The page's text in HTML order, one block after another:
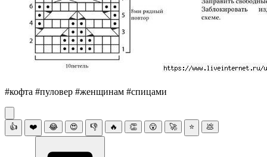
#кофта #пуловер #женщинам #спицами
👍 ❤️ 😂 😍 👎 🔥 👏 😮 🚀 ⭐ 💩